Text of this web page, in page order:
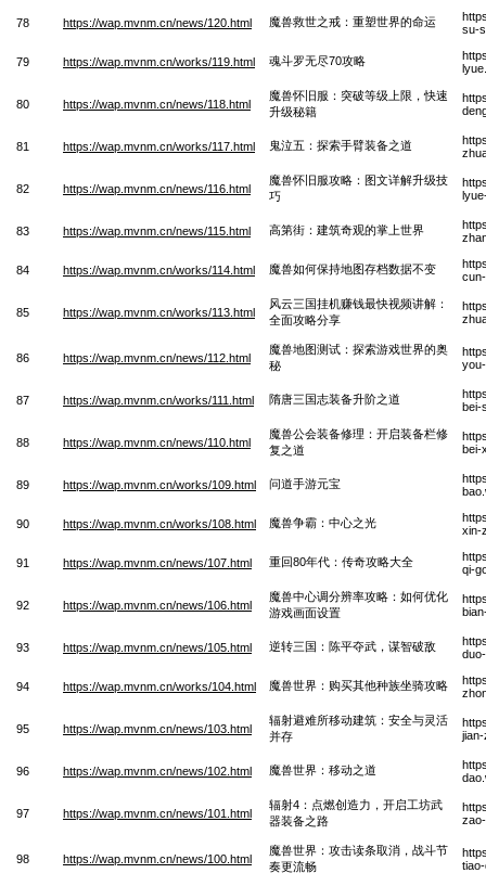
78 https://wap.mvnm.cn/news/120.html 魔兽救世之戒：重塑世界的命运
su-
79 https://wap.mvnm.cn/works/119.html 魂斗罗无尽70攻略
80 https://wap.mvnm.cn/news/118.html
魔兽怀旧服：突破等级上限，快速
升级秘籍
81 https://wap.mvnm.cn/works/117.html 鬼泣五：探索手臂装备之道
82 https://wap.mvnm.cn/news/116.html
魔兽怀旧服攻略：图文详解升级技
巧
83 https://wap.mvnm.cn/news/115.html 高第街：建筑奇观的掌上世界
84 https://wap.mvnm.cn/works/114.html 魔兽如何保持地图存档数据不变
85 https://wap.mvnm.cn/works/113.html
风云三国挂机赚钱最快视频讲解：
全面攻略分享
86 https://wap.mvnm.cn/news/112.html
魔兽地图测试：探索游戏世界的奥
秘
87 https://wap.mvnm.cn/works/111.html 隋唐三国志装备升阶之道
bei-
88 https://wap.mvnm.cn/news/110.html
魔兽公会装备修理：开启装备栏修
复之道
bei-
89 https://wap.mvnm.cn/works/109.html 问道手游元宝
90 https://wap.mvnm.cn/works/108.html 魔兽争霸：中心之光
xin-
91 https://wap.mvnm.cn/news/107.html 重回80年代：传奇攻略大全
qi-
92 https://wap.mvnm.cn/news/106.html
魔兽中心调分辨率攻略：如何优化
游戏画面设置
93 https://wap.mvnm.cn/news/105.html 逆转三国：陈平夺武，谋智破敌
94 https://wap.mvnm.cn/works/104.html 魔兽世界：购买其他种族坐骑攻略
95 https://wap.mvnm.cn/news/103.html
辐射避难所移动建筑：安全与灵活
并存
96 https://wap.mvnm.cn/news/102.html 魔兽世界：移动之道
97 https://wap.mvnm.cn/news/101.html
辐射4：点燃创造力，开启工坊武
器装备之路
98 https://wap.mvnm.cn/news/100.html
魔兽世界：攻击读条取消，战斗节
奏更流畅